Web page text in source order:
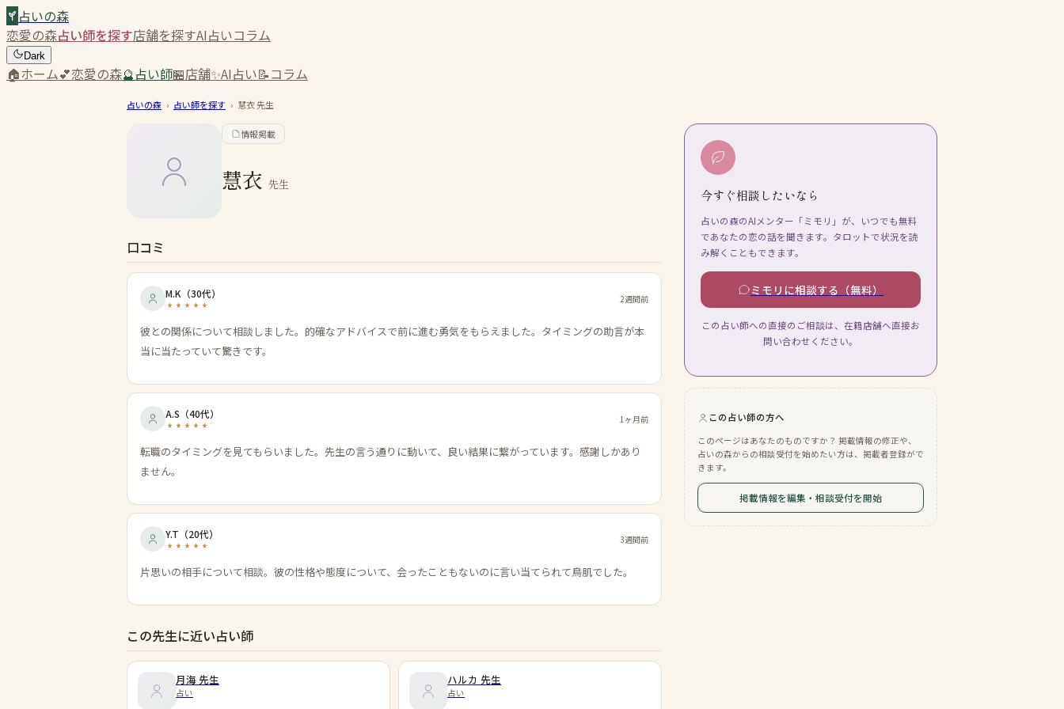
占いの森
恋愛の森占い師を探す店舗を探すAI占いコラム
Dark
🏠ホーム💕恋愛の森🔮占い師🏪店舗✨AI占い📝コラム
占いの森 › 占い師を探す › 慧衣先生
情報掲載
慧衣 先生
口コミ
M.K （30代） 2週間前
彼との関係について相談しました。的確なアドバイスで前に進む勇気をもらえました。タイミングの助言が本
当に当たっていて驚きです。
A.S （40代） 1ヶ月前
転職のタイミングを見てもらいました。先生の言う通りに動いて、良い結果に繋がっています。感謝しかあり
ません。
Y.T （20代） 3週間前
片思いの相手について相談。彼の性格や態度について、会ったこともないのに言い当てられて鳥肌でした。
この先生に近い占い師
月海 先生
占い
ハルカ 先生
占い
今すぐ相談したいなら
占いの森のAIメンター「ミモリ」が、いつでも無料
であなたの恋の話を聞きます。タロットで状況を読
み解くこともできます。
ミモリに相談する（無料）
この占い師への直接のご相談は、在籍店舗へ直接お
問い合わせください。
この占い師の方へ
このページはあなたのものですか？ 掲載情報の修正や、
占いの森からの相談受付を始めたい方は、掲載者登録がで
きます。
掲載情報を編集・相談受付を開始